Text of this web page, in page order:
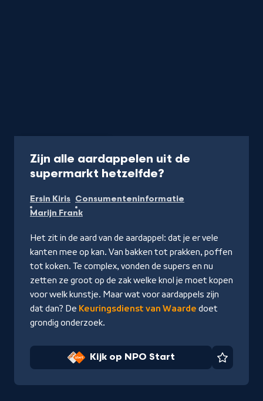
Zijn alle aardappelen uit de
supermarkt hetzelfde?
op
Start
Ersin Kiris Consumenteninformatie
Marijn Frank
Het zit in de aard van de aardappel: dat je er vele
kanten mee op kan. Van bakken tot prakken, poffen
tot koken. Te complex, vonden de supers en nu
zetten ze groot op de zak welke knol je moet kopen
voor welk kunstje. Maar wat voor aardappels zijn
dat dan? De Keuringsdienst van Waarde doet
grondig onderzoek.
Kijk op NPO Start